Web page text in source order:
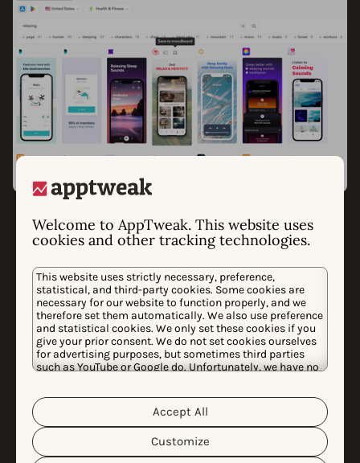
Welcome to AppTweak. This website uses
cookies and other tracking technologies.
This website uses strictly necessary, preference,
statistical, and third-party cookies. Some cookies are
necessary for our website to function properly, and we
therefore set them automatically. We also use preference
and statistical cookies. We only set these cookies if you
give your prior consent. We do not set cookies ourselves
for advertising purposes, but sometimes third parties
such as YouTube or Google do. Unfortunately, we have no
personal data and the different cookies we use, please
read our
Cookie Policy&Privacy Policy
customize your cookie settings and preferences by
clicking the “Customize” button.
Customize
Accept All
AI로 창의적인 영감을 얻으
십시오
영감이 고갈될 일이 없습니다! AI 스크린샷 라이브러리를
사용하면 키워드를 사용하여 앱 스토어 크리에이티브의
전체 데이터베이스를 검색할 수 있습니다. 특정 스타일,
계절 이벤트 또는 틈새 트렌드 등 무엇이든 검색하고 즐
하십시오.